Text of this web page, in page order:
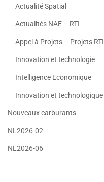
Actualité Spatial
Actualités NAE – RTI
Appel à Projets – Projets RTI
Innovation et technologie
Intelligence Economique
Innovation et technologique
Nouveaux carburants
NL2026-02
NL2026-06